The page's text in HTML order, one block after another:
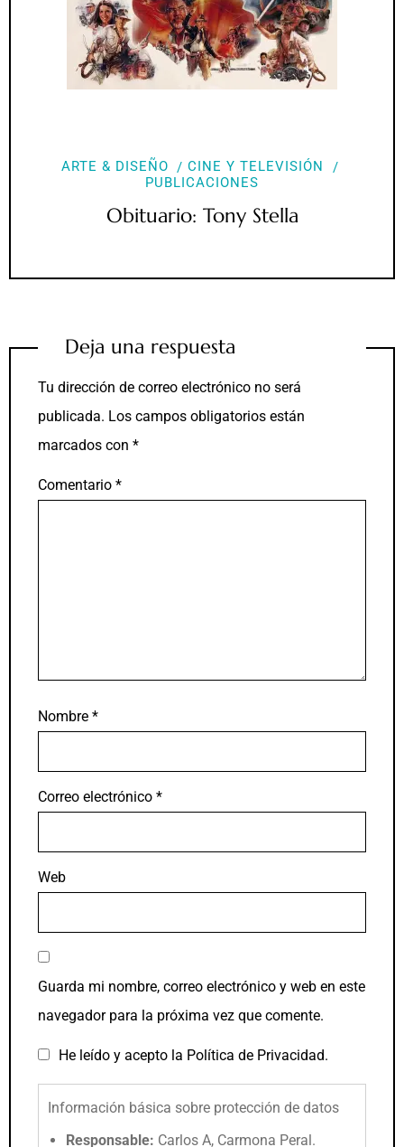
ARTE & DISEÑO
CINE Y TELEVISIÓN
PUBLICACIONES
Obituario: Tony Stella
Deja una respuesta
Tu dirección de correo electrónico no será
publicada. Los campos obligatorios están
marcados con *
Comentario *
Nombre *
Correo electrónico *
Web
Guarda mi nombre, correo electrónico y web en este
navegador para la próxima vez que comente.
He leído y acepto la Política de Privacidad.
Información básica sobre protección de datos
Responsable: Carlos A, Carmona Peral.